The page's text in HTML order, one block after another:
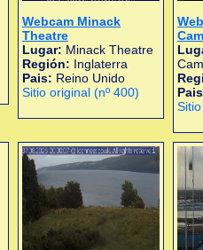
Webcam Minack
Theatre
Lugar: Minack Theatre
Región: Inglaterra
Pais: Reino Unido
Sitio original (nº 400)
Cam
Cam